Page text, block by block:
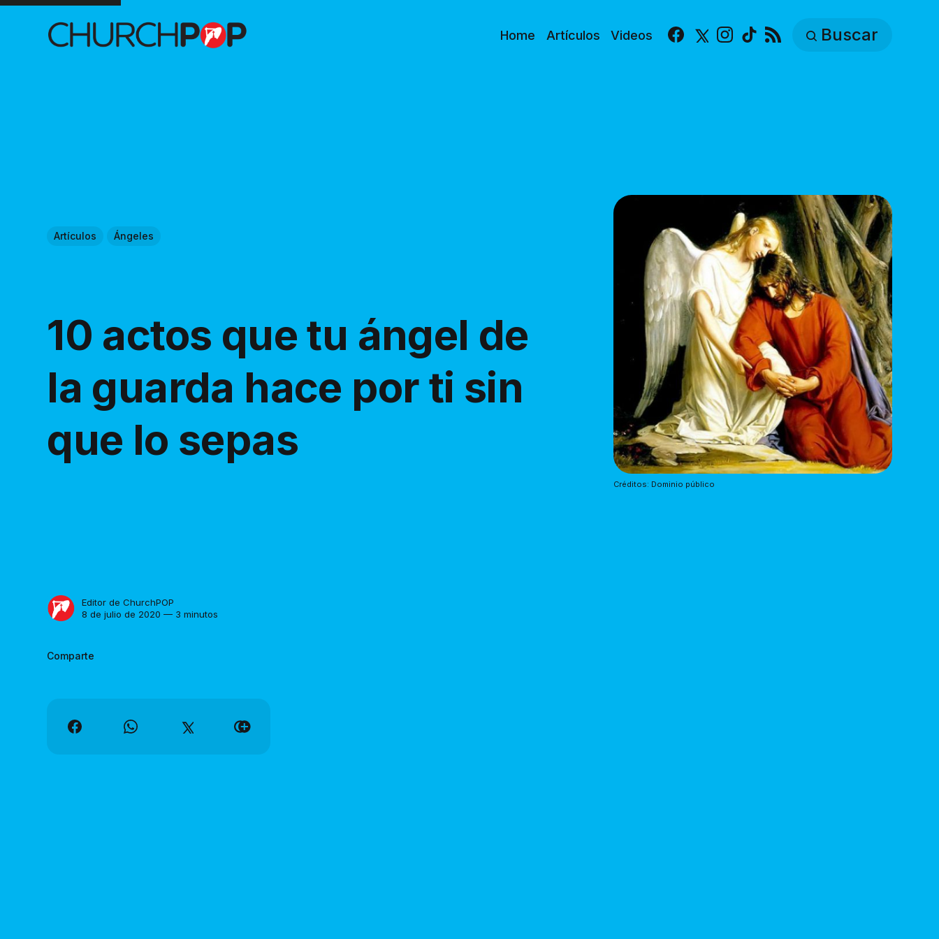
Home Artículos Videos Facebook
X Instagram
TikTok Buscar
Artículos Ángeles
10 actos que tu ángel de
la guarda hace por ti sin
que lo sepas
Editor de ChurchPOP
8 de julio de 2020 — 3 minutos
Comparte
Créditos: Dominio público